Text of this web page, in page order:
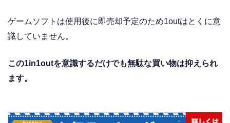
ゲームソフトは使用後に即売却予定のため1outはとくに意
識していません。
この1in1outを意識するだけでも無駄な買い物は抑えられ
ます。